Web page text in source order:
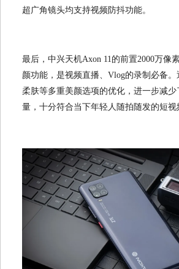
超广角镜头均支持视频防抖功能。
最后，中兴天机Axon 11的前置2000万像
颜功能，是视频直播、Vlog的录制必备。
柔肤等多重美颜选项的优化，进一步减
量，十分符合当下年轻人随拍随发的短视